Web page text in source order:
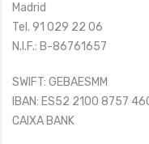
Madrid
Tel. 91 029 22 06
N.I.F.: B-86761657
SWIFT: GEBAESMM
IBAN: ES52 2100 8757
CAIXA BANK